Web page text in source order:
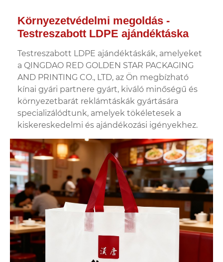
Környezetvédelmi megoldás -
Testreszabott LDPE ajándéktáska
Testreszabott LDPE ajándéktáskák, amelyeket
a QINGDAO RED GOLDEN STAR PACKAGING
AND PRINTING CO., LTD, az Ön megbízható
kínai gyári partnere gyárt, kiváló minőségű és
környezetbarát reklámtáskák gyártására
specializálódtunk, amelyek tökéletesek a
kiskereskedelmi és ajándékozási igényekhez.